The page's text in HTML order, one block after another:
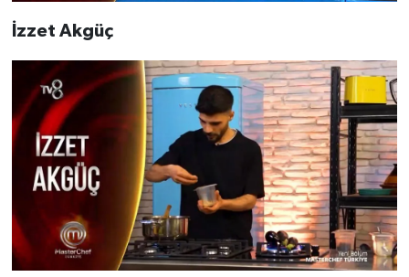
İzzet Akgüç